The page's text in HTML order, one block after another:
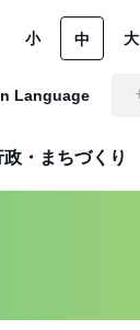
政・まちづくり
小 中 大
Language